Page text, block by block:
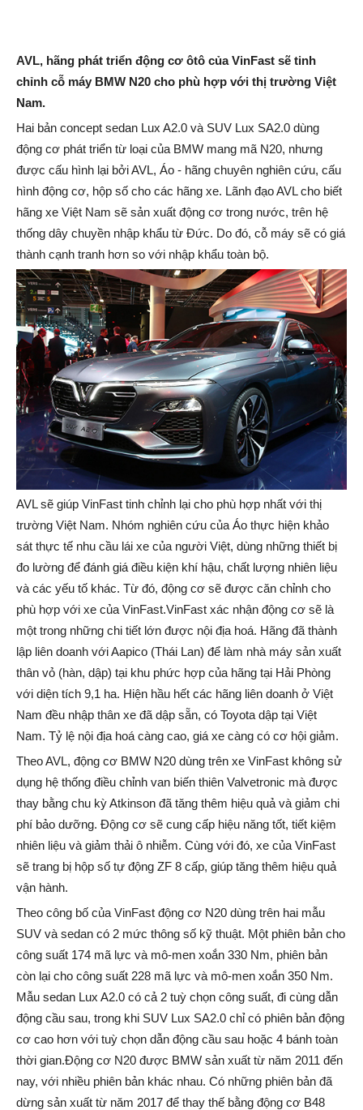
AVL, hãng phát triển động cơ ôtô của VinFast sẽ tinh
chỉnh cỗ máy BMW N20 cho phù hợp với thị trường Việt
Nam.
Hai bản concept sedan Lux A2.0 và SUV Lux SA2.0 dùng
động cơ phát triển từ loại của BMW mang mã N20, nhưng
được cấu hình lại bởi AVL, Áo - hãng chuyên nghiên cứu, cấu
hình động cơ, hộp số cho các hãng xe. Lãnh đạo AVL cho biết
hãng xe Việt Nam sẽ sản xuất động cơ trong nước, trên hệ
thống dây chuyền nhập khẩu từ Đức. Do đó, cỗ máy sẽ có giá
thành cạnh tranh hơn so với nhập khẩu toàn bộ.
AVL sẽ giúp VinFast tinh chỉnh lại cho phù hợp nhất với thị
trường Việt Nam. Nhóm nghiên cứu của Áo thực hiện khảo
sát thực tế nhu cầu lái xe của người Việt, dùng những thiết bị
đo lường để đánh giá điều kiện khí hậu, chất lượng nhiên liệu
và các yếu tố khác. Từ đó, động cơ sẽ được căn chỉnh cho
phù hợp với xe của VinFast.VinFast xác nhận động cơ sẽ là
một trong những chi tiết lớn được nội địa hoá. Hãng đã thành
lập liên doanh với Aapico (Thái Lan) để làm nhà máy sản xuất
thân vỏ (hàn, dập) tại khu phức hợp của hãng tại Hải Phòng
với diện tích 9,1 ha. Hiện hầu hết các hãng liên doanh ở Việt
Nam đều nhập thân xe đã dập sẵn, có Toyota dập tại Việt
Nam. Tỷ lệ nội địa hoá càng cao, giá xe càng có cơ hội giảm.
Theo AVL, động cơ BMW N20 dùng trên xe VinFast không sử
dụng hệ thống điều chỉnh van biến thiên Valvetronic mà được
thay bằng chu kỳ Atkinson đã tăng thêm hiệu quả và giảm chi
phí bảo dưỡng. Động cơ sẽ cung cấp hiệu năng tốt, tiết kiệm
nhiên liệu và giảm thải ô nhiễm. Cùng với đó, xe của VinFast
sẽ trang bị hộp số tự động ZF 8 cấp, giúp tăng thêm hiệu quả
vận hành.
Theo công bố của VinFast động cơ N20 dùng trên hai mẫu
SUV và sedan có 2 mức thông số kỹ thuật. Một phiên bản cho
công suất 174 mã lực và mô-men xoắn 330 Nm, phiên bản
còn lại cho công suất 228 mã lực và mô-men xoắn 350 Nm.
Mẫu sedan Lux A2.0 có cả 2 tuỳ chọn công suất, đi cùng dẫn
động cầu sau, trong khi SUV Lux SA2.0 chỉ có phiên bản động
cơ cao hơn với tuỳ chọn dẫn động cầu sau hoặc 4 bánh toàn
thời gian.Động cơ N20 được BMW sản xuất từ năm 2011 đến
nay, với nhiều phiên bản khác nhau. Có những phiên bản đã
dừng sản xuất từ năm 2017 để thay thế bằng động cơ B48